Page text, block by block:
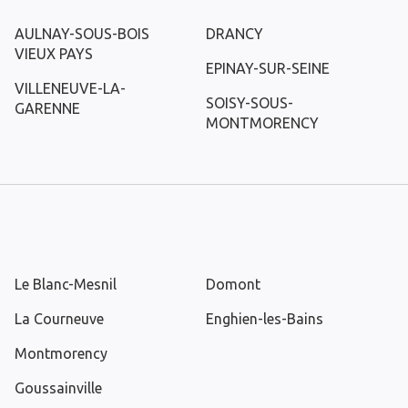
AULNAY-SOUS-BOIS
VIEUX PAYS
VILLENEUVE-LA-
GARENNE
DRANCY
EPINAY-SUR-SEINE
SOISY-SOUS-
MONTMORENCY
Le Blanc-Mesnil
La Courneuve
Montmorency
Goussainville
Domont
Enghien-les-Bains